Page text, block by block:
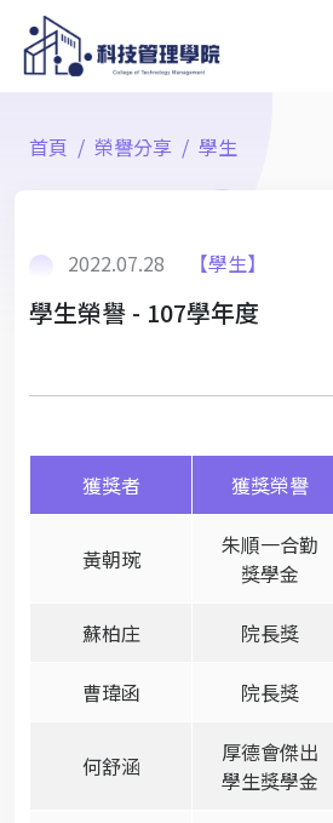
首頁 榮譽分享 學生
2022.07.28 【學生】
學生榮譽 - 107學年度
獲獎者 獲獎榮譽
黃朝琬
朱順一合勤
獎學金
蘇柏庄 院長獎
曹瑋函 院長獎
何舒涵
厚德會傑出
學生獎學金